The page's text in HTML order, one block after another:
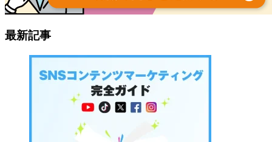
最新記事